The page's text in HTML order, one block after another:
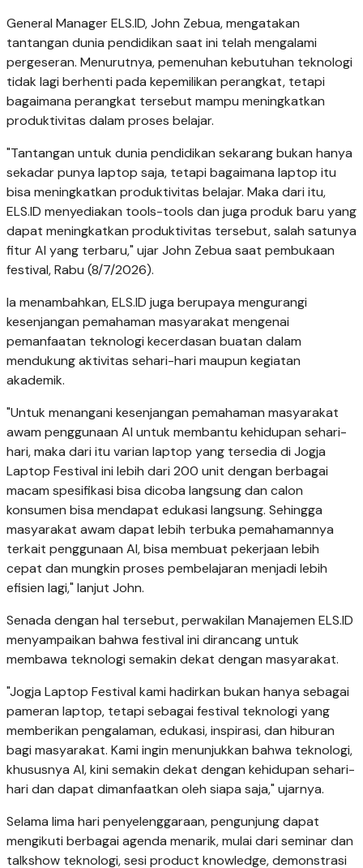
General Manager ELS.ID, John Zebua, mengatakan
tantangan dunia pendidikan saat ini telah mengalami
pergeseran. Menurutnya, pemenuhan kebutuhan teknologi
tidak lagi berhenti pada kepemilikan perangkat, tetapi
bagaimana perangkat tersebut mampu meningkatkan
produktivitas dalam proses belajar.
"Tantangan untuk dunia pendidikan sekarang bukan hanya
sekadar punya laptop saja, tetapi bagaimana laptop itu
bisa meningkatkan produktivitas belajar. Maka dari itu,
ELS.ID menyediakan tools-tools dan juga produk baru yang
dapat meningkatkan produktivitas tersebut, salah satunya
fitur AI yang terbaru," ujar John Zebua saat pembukaan
festival, Rabu (8/7/2026).
Ia menambahkan, ELS.ID juga berupaya mengurangi
kesenjangan pemahaman masyarakat mengenai
pemanfaatan teknologi kecerdasan buatan dalam
mendukung aktivitas sehari-hari maupun kegiatan
akademik.
"Untuk menangani kesenjangan pemahaman masyarakat
awam penggunaan AI untuk membantu kehidupan sehari-
hari, maka dari itu varian laptop yang tersedia di Jogja
Laptop Festival ini lebih dari 200 unit dengan berbagai
macam spesifikasi bisa dicoba langsung dan calon
konsumen bisa mendapat edukasi langsung. Sehingga
masyarakat awam dapat lebih terbuka pemahamannya
terkait penggunaan AI, bisa membuat pekerjaan lebih
cepat dan mungkin proses pembelajaran menjadi lebih
efisien lagi," lanjut John.
Senada dengan hal tersebut, perwakilan Manajemen ELS.ID
menyampaikan bahwa festival ini dirancang untuk
membawa teknologi semakin dekat dengan masyarakat.
"Jogja Laptop Festival kami hadirkan bukan hanya sebagai
pameran laptop, tetapi sebagai festival teknologi yang
memberikan pengalaman, edukasi, inspirasi, dan hiburan
bagi masyarakat. Kami ingin menunjukkan bahwa teknologi,
khususnya AI, kini semakin dekat dengan kehidupan sehari-
hari dan dapat dimanfaatkan oleh siapa saja," ujarnya.
Selama lima hari penyelenggaraan, pengunjung dapat
mengikuti berbagai agenda menarik, mulai dari seminar dan
talkshow teknologi, sesi product knowledge, demonstrasi